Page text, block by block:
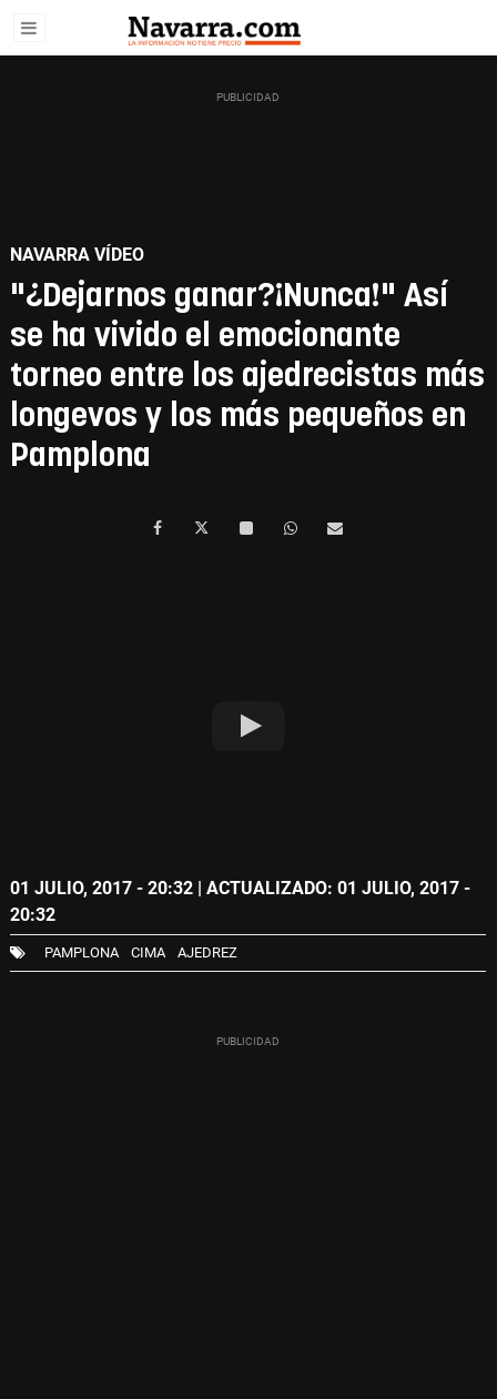
NAVARRA VÍDEO
"¿Dejarnos ganar?¡Nunca!" Así
se ha vivido el emocionante
torneo entre los ajedrecistas más
longevos y los más pequeños en
Pamplona
01 JULIO, 2017 - 20:32 | ACTUALIZADO: 01 JULIO, 2017 -
20:32
PAMPLONA CIMA AJEDREZ